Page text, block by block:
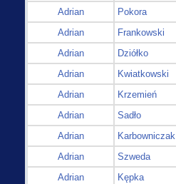
Adrian
Pokora
Adrian
Frankowski
Adrian
Dziółko
Adrian
Kwiatkowski
Adrian
Krzemień
Adrian
Sadło
Adrian
Karbowniczak
Adrian
Szweda
Adrian
Kępka